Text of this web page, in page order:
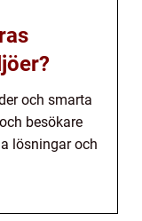
och smarta
besökare
lösningar och